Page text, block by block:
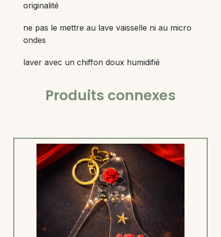
originalité
ne pas le mettre au lave vaisselle ni au micro
ondes
laver avec un chiffon doux humidifié
Produits connexes